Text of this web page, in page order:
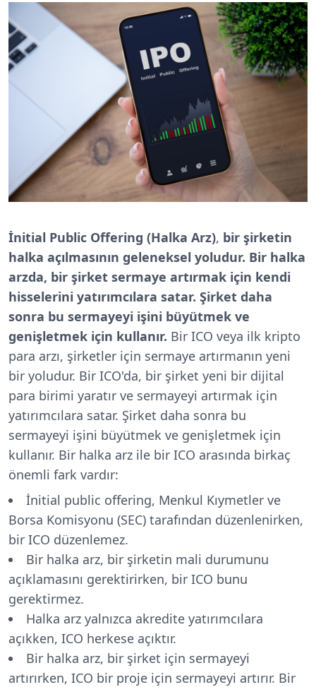
İnitial Public Offering (Halka Arz), bir şirketin
halka açılmasının geleneksel yoludur. Bir halka
arzda, bir şirket sermaye artırmak için kendi
hisselerini yatırımcılara satar. Şirket daha
sonra bu sermayeyi işini büyütmek ve
genişletmek için kullanır. Bir ICO veya ilk kripto
para arzı, şirketler için sermaye artırmanın yeni
bir yoludur. Bir ICO'da, bir şirket yeni bir dijital
para birimi yaratır ve sermayeyi artırmak için
yatırımcılara satar. Şirket daha sonra bu
sermayeyi işini büyütmek ve genişletmek için
kullanır. Bir halka arz ile bir ICO arasında birkaç
önemli fark vardır:
İnitial public offering, Menkul Kıymetler ve
Borsa Komisyonu (SEC) tarafından düzenlenirken,
bir ICO düzenlemez.
Bir halka arz, bir şirketin mali durumunu
açıklamasını gerektirirken, bir ICO bunu
gerektirmez.
Halka arz yalnızca akredite yatırımcılara
açıkken, ICO herkese açıktır.
Bir halka arz, bir şirket için sermayeyi
artırırken, ICO bir proje için sermayeyi artırır. Bir